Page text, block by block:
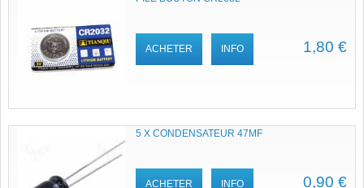
1,80 €
ACHETER INFO
5 X CONDENSATEUR 47ΜF
0,90 €
ACHETER INFO